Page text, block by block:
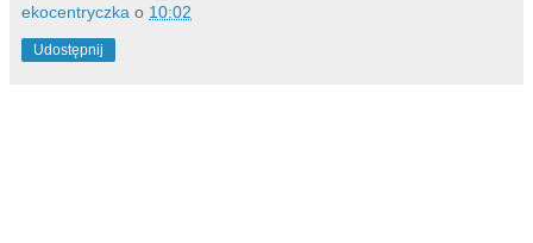
ekocentryczka o 10:02
Udostępnij